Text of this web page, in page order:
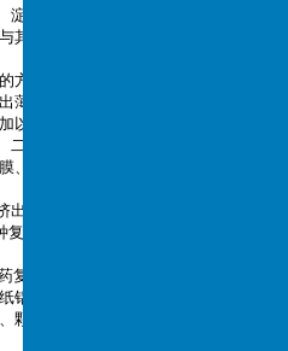
粉）、水分散性粘合剂（醋酸乙烯乳
其它材料复合，
法，用挤出机将PP、PE、EVA（乙烯
薄膜状，涂粘在
以复合，再经冷却、固化。
甲苯树脂、苯乙烯树脂等粘附剂和石
、纸面、铝箔表
机同时成型加工可得二层以上的薄
合，可产超薄形薄
合卷膜、种子复合卷膜、铝箔复合卷
铝复合卷膜、纸塑
颗粒复合卷膜、其他复合卷膜。